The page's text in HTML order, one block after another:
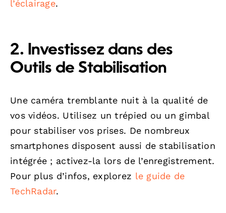
l’éclairage.
2. Investissez dans des
Outils de Stabilisation
Une caméra tremblante nuit à la qualité de
vos vidéos. Utilisez un trépied ou un gimbal
pour stabiliser vos prises. De nombreux
smartphones disposent aussi de stabilisation
intégrée ; activez-la lors de l’enregistrement.
Pour plus d’infos, explorez le guide de
TechRadar.